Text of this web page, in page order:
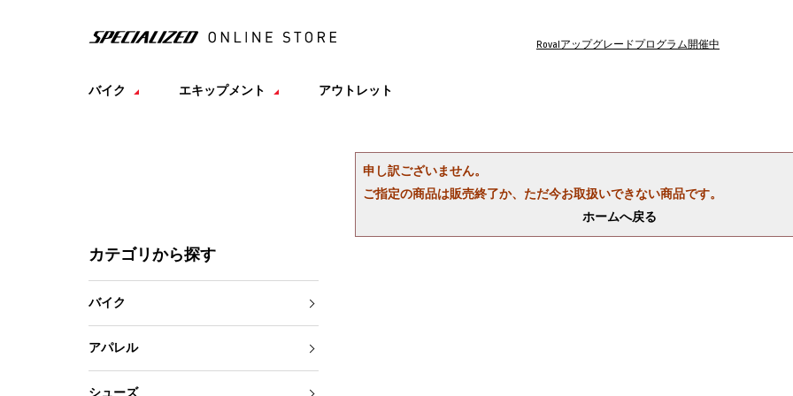
Rovalアップグレードプログラム開催中
バイク エキップメント アウトレット
申し訳ございません。
ご指定の商品は販売終了か、ただ今お取扱いできない商品です。
ホームへ戻る
カテゴリから探す
バイク
アパレル
シューズ